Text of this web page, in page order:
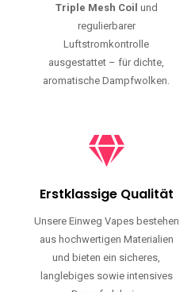
Triple Mesh Coil und
regulierbarer
Luftstromkontrolle
ausgestattet – für dichte,
aromatische Dampfwolken.
Erstklassige Qualität
Unsere Einweg Vapes bestehen
aus hochwertigen Materialien
und bieten ein sicheres,
langlebiges sowie intensives